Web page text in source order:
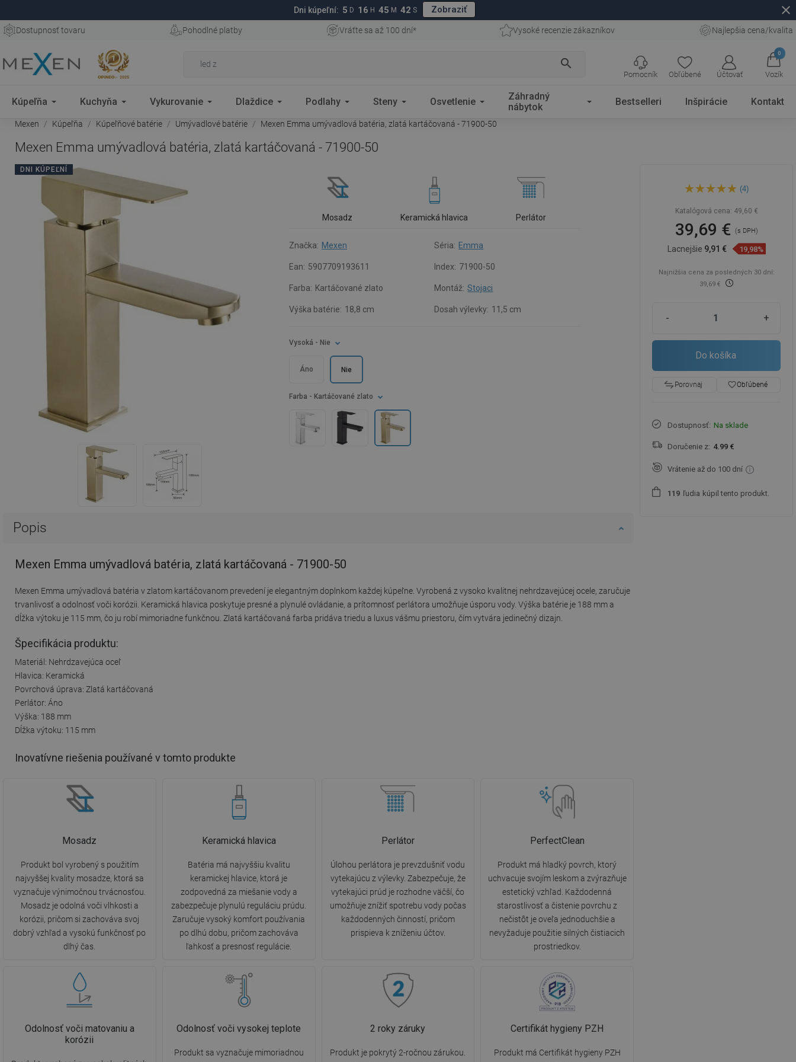
Dni kúpeľní: 5 D 16 H 45 M 41 S Zobraziť close
Dostupnosť tovaru Pohodlné platby Vráťte sa až 100 dní* Vysoké recenzie zákazníkov Najlepšia cena/kvalita
search
Obľúbené Účtovať
0
Vozík
Pomocník
Kúpeľňa Kuchyňa Vykurovanie Dlaždice Podlahy Steny Osvetlenie
Záhradný
nábytok
Bestselleri Inšpirácie Kontakt
Mexen Kúpeľňa Kúpeľňové batérie Umývadlové batérie Mexen Emma umývadlová batéria, zlatá kartáčovaná - 71900-50
Mexen Emma umývadlová batéria, zlatá kartáčovaná - 71900-50
DNI KÚPEĽNÍ
Mosadz Keramická hlavica Perlátor
Značka: Mexen Séria: Emma
Ean: 5907709193611 Index: 71900-50
Farba: Kartáčované zlato Montáž: Stojaci
Výška batérie: 18,8 cm Dosah výlevky: 11,5 cm
Farba - Kartáčované zlato
Vysoká - Nie
Nie
Áno
Popis
Mexen Emma umývadlová batéria, zlatá kartáčovaná - 71900-50
Mexen Emma umývadlová batéria v zlatom kartáčovanom prevedení je elegantným doplnkom každej kúpeľne. Vyrobená z vysoko kvalitnej nehrdzavejúcej ocele, zaručuje
trvanlivosť a odolnosť voči korózii. Keramická hlavica poskytuje presné a plynulé ovládanie, a prítomnosť perlátora umožňuje úsporu vody. Výška batérie je 188 mm a
dĺžka výtoku je 115 mm, čo ju robí mimoriadne funkčnou. Zlatá kartáčovaná farba pridáva triedu a luxus vášmu priestoru, čím vytvára jedinečný dizajn.
Špecifikácia produktu:
Materiál: Nehrdzavejúca oceľ
Hlavica: Keramická
Povrchová úprava: Zlatá kartáčovaná
Perlátor: Áno
Výška: 188 mm
Dĺžka výtoku: 115 mm
Inovatívne riešenia používané v tomto produkte
Mosadz
Produkt bol vyrobený s použitím
najvyššej kvality mosadze, ktorá sa
vyznačuje výnimočnou trvácnosťou.
Mosadz je odolná voči vlhkosti a
korózii, pričom si zachováva svoj
dobrý vzhľad a vysokú funkčnosť po
dlhý čas.
Keramická hlavica
Batéria má najvyššiu kvalitu
keramickej hlavice, ktorá je
zodpovedná za miešanie vody a
zabezpečuje plynulú reguláciu prúdu.
Zaručuje vysoký komfort používania
po dlhú dobu, pričom zachováva
ľahkosť a presnosť regulácie.
Perlátor
Úlohou perlátora je prevzdušniť vodu
vytekajúcu z výlevky. Zabezpečuje, že
vytekajúci prúd je rozhodne väčší, čo
umožňuje znížiť spotrebu vody počas
každodenných činností, pričom
prispieva k zníženiu účtov.
PerfectClean
Produkt má hladký povrch, ktorý
uchvacuje svojím leskom a zvýrazňuje
estetický vzhľad. Každodenná
starostlivosť a čistenie povrchu z
nečistôt je oveľa jednoduchšie a
nevyžaduje použitie silných čistiacich
prostriedkov.
Odolnosť voči matovaniu a
korózii
Odolnosť voči vysokej teplote
Produkt sa vyznačuje mimoriadnou
2 roky záruky
Produkt je pokrytý 2-ročnou zárukou.
Certifikát hygieny PZH
Produkt má Certifikát hygieny PZH
batéria, zlatá kartáčovaná -
(4)
Katalógová cena: 49,60 €
39,69 € (s DPH)
Lacnejšie 9,91 € 19,98%
Najnižšia cena za posledných 30 dní:
39,69 €
- +
Do košíka
Porovnaj favorite_borderObľúbené
Dostupnosť: Na sklade
Doručenie z: 4.99 €
Vrátenie až do 100 dní
1 1 9 ľudia kúpil tento produkt.